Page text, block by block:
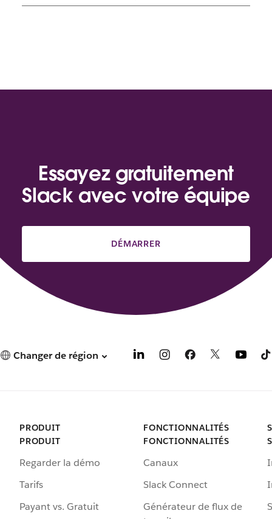
Essayez gratuitement
Slack avec votre équipe
DÉMARRER
Changer de région
PRODUIT
PRODUIT
Regarder la démo
Tarifs
Payant vs. Gratuit
FONCTIONNALITÉS
FONCTIONNALITÉS
Canaux
Slack Connect
Générateur de flux de